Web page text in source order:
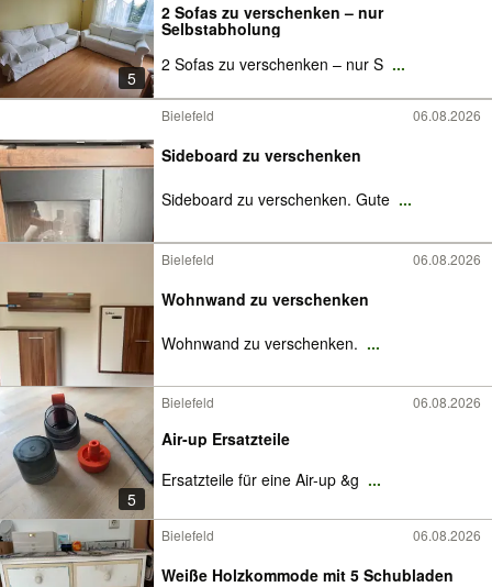
5
2 Sofas zu verschenken – nur
Selbstabholung
2 Sofas zu verschenken – nur S ...
Bielefeld 06.08.2026
Sideboard zu verschenken
Sideboard zu verschenken. Gute ...
Bielefeld 06.08.2026
Wohnwand zu verschenken
Wohnwand zu verschenken. ...
5
Bielefeld 06.08.2026
Air-up Ersatzteile
Ersatzteile für eine Air-up &g ...
Bielefeld 06.08.2026
Weiße Holzkommode mit 5 Schubladen